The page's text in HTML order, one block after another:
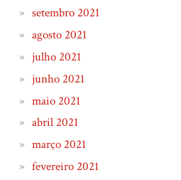
setembro 2021
agosto 2021
julho 2021
junho 2021
maio 2021
abril 2021
março 2021
fevereiro 2021